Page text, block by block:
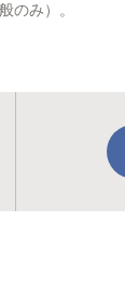
のみ）。